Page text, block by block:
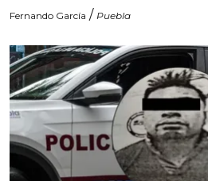
Fernando García / Puebla